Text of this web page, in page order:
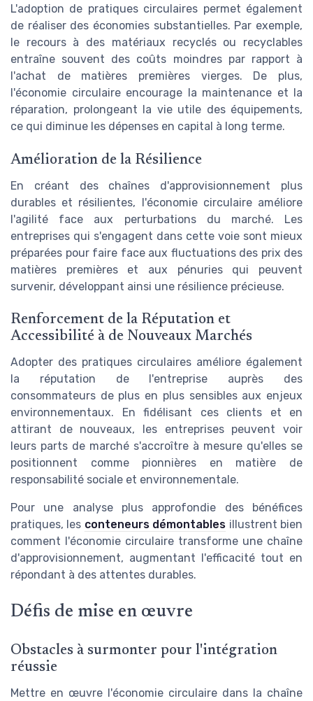
L'adoption de pratiques circulaires permet également
de réaliser des économies substantielles. Par exemple,
le recours à des matériaux recyclés ou recyclables
entraîne souvent des coûts moindres par rapport à
l'achat de matières premières vierges. De plus,
l'économie circulaire encourage la maintenance et la
réparation, prolongeant la vie utile des équipements,
ce qui diminue les dépenses en capital à long terme.
Amélioration de la Résilience
En créant des chaînes d'approvisionnement plus
durables et résilientes, l'économie circulaire améliore
l'agilité face aux perturbations du marché. Les
entreprises qui s'engagent dans cette voie sont mieux
préparées pour faire face aux fluctuations des prix des
matières premières et aux pénuries qui peuvent
survenir, développant ainsi une résilience précieuse.
Renforcement de la Réputation et
Accessibilité à de Nouveaux Marchés
Adopter des pratiques circulaires améliore également
la réputation de l'entreprise auprès des
consommateurs de plus en plus sensibles aux enjeux
environnementaux. En fidélisant ces clients et en
attirant de nouveaux, les entreprises peuvent voir
leurs parts de marché s'accroître à mesure qu'elles se
positionnent comme pionnières en matière de
responsabilité sociale et environnementale.
Pour une analyse plus approfondie des bénéfices
pratiques, les conteneurs démontables illustrent bien
comment l'économie circulaire transforme une chaîne
d'approvisionnement, augmentant l'efficacité tout en
répondant à des attentes durables.
Défis de mise en œuvre
Obstacles à surmonter pour l'intégration
réussie
Mettre en œuvre l'économie circulaire dans la chaîne